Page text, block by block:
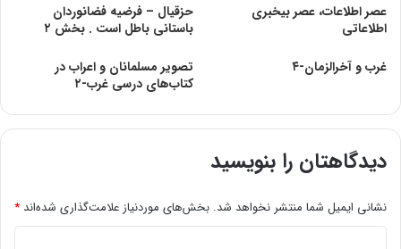
عصر اطلاعات، عصر بیخبری
اطلاعاتی
حزقیال – فرضیه فضانوردان
باستانی باطل است . بخش ۲
غرب و آخرالزمان-۴
تصویر مسلمانان و اعراب در
کتاب‌های درسی غرب-۲
دیدگاهتان را بنویسید
نشانی ایمیل شما منتشر نخواهد شد. بخش‌های موردنیاز علامت‌گذاری شده‌اند *